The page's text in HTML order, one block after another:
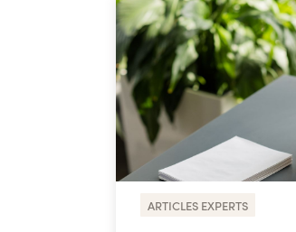
ARTICLES EXPERTS